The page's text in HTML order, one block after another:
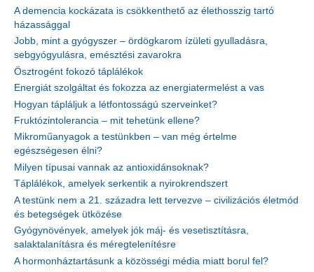
A demencia kockázata is csökkenthető az élethosszig tartó
házassággal
Jobb, mint a gyógyszer – ördögkarom ízületi gyulladásra,
sebgyógyulásra, emésztési zavarokra
Ösztrogént fokozó táplálékok
Energiát szolgáltat és fokozza az energiatermelést a vas
Hogyan tápláljuk a létfontosságú szerveinket?
Fruktózintolerancia – mit tehetünk ellene?
Mikroműanyagok a testünkben – van még értelme
egészségesen élni?
Milyen típusai vannak az antioxidánsoknak?
Táplálékok, amelyek serkentik a nyirokrendszert
A testünk nem a 21. századra lett tervezve – civilizációs életmód
és betegségek ütközése
Gyógynövények, amelyek jók máj- és vesetisztításra,
salaktalanításra és méregtelenítésre
A hormonháztartásunk a közösségi média miatt borul fel?